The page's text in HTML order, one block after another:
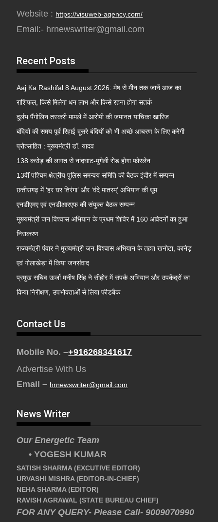
Website : https://visuweb-agency.com/
Email:- hrnewswriter@gmail.com
Recent Posts
Aaj Ka Rashifal 8 August 2026: मेष से मीन तक जानें आज का
राशिफल, किसे मिलेगा धन लाभ और किसे रहना होगा सतर्क
दुर्लभ पैंगोलिन तस्करी मामले में आरोपी की जमानत याचिका खारिज
बंदियों की समय पूर्व रिहाई दूसरे बंदियों को भी अच्छे आचरण के लिए करेगी
प्रोत्साहित : मुख्यमंत्री डॉ. यादव
138 करोड़ की लागत से नांदघाट-मुंगेली रोड होगा फोरलेन
13वीं पश्चिम क्षेत्रीय पुलिस समन्वय समिति की बैठक इंदौर में सम्पन्न
छत्तीसगढ़ में ‘हर घर तिरंगा’ और ‘वंदे मातरम्’ अभियान की धूम
एनडीएमए एवं एनडीआरएफ की संयुक्त बैठक सम्पन्न
मुख्यमंत्री जन विश्वास अभियान के प्रथम शिविर में 160 आवेदनों का हुआ
निराकरण
राज्यमंत्री पंवार ने मुख्यमंत्री जन-विश्वास अभियान के तहत खनोटा, कानेड़
एवं गोलाखेड़ा में किया जनसंवाद
प्रमुख सचिव ऊर्जा मनीष सिंह ने सीहोर में संपर्क अभियान और उपकेंद्रों का
किया निरीक्षण, उपभोक्ताओं से लिया फीडबैक
Contact Us
Mobile No. –+916268341617
Advertise With Us
Email – hrnewswriter@gmail.com
News Writer
Our Energetic Team
• YOGESH KUMAR
SATISH SHARMA (EXCUTIVE EDITOR)
URVASHI MISHRA (EDITOR-IN-CHIEF)
NEHA SHARMA (EDITOR)
RAVISH AGRAWAL (STATE BUREAU CHIEF)
FOR ANY QUERY- Please Call- 9009070990